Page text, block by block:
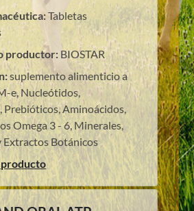
Tabletas
productor: BIOSTAR
suplemento alimenticio a
e, Nucleótidos,
Prebióticos, Aminoácidos,
Omega 3 - 6, Minerales,
Extractos Botánicos